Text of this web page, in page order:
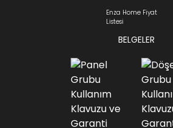
Enza Home Fiyat
Listesi
BELGELER